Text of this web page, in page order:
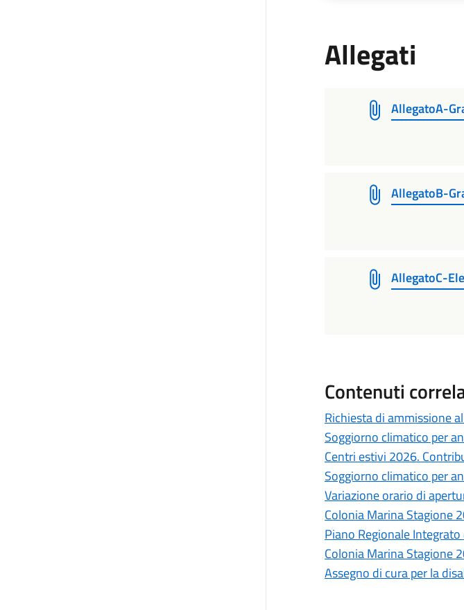
Allegati
AllegatoA-
AllegatoB-
AllegatoC-
Contenuti
Richiesta di ammissione
Soggiorno climatico per
Centri estivi 2026.
Soggiorno climatico per
Variazione orario di
Colonia Marina Stagione
Piano Regionale
Colonia Marina Stagione
Assegno di cura per la